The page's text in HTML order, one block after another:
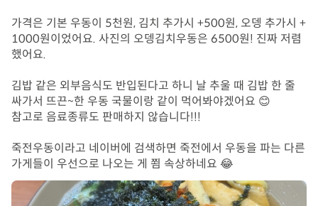
가격은 기본 우동이 5천원, 김치 추가시 +500원, 오뎅 추가시 +
1000원이었어요. 사진의 오뎅김치우동은 6500원! 진짜 저렴
했어요.
김밥 같은 외부음식도 반입된다고 하니 날 추울 때 김밥 한 줄
싸가서 뜨끈~한 우동 국물이랑 같이 먹어봐야겠어요 😊
참고로 음료종류도 판매하지 않습니다!!!
죽전우동이라고 네이버에 검색하면 죽전에서 우동을 파는 다른
가게들이 우선으로 나오는 게 쬠 속상하네요 😂